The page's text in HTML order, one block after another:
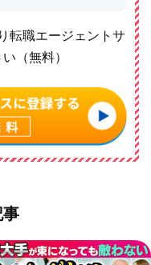
転職エージェントサ
（無料）